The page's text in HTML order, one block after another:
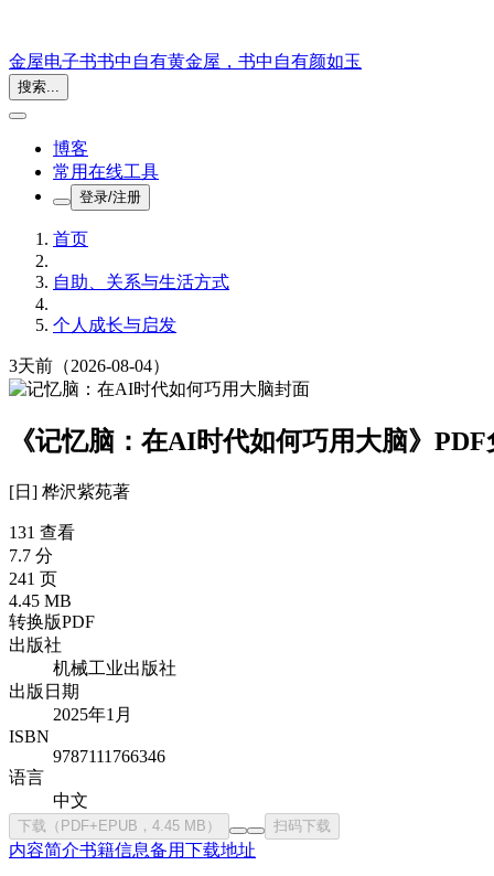
金屋电子书书中自有黄金屋，书中自有颜如玉
搜索...
博客
常用在线工具
登录/注册
首页
自助、关系与生活方式
个人成长与启发
3天前 （2026-08-04）
《记忆脑：在AI时代如何巧用大脑》
[日] 桦沢紫苑著
131 查看
7.7 分
241 页
4.45 MB
转换版PDF
出版社
机械工业出版社
出版日期
2025年1月
ISBN
9787111766346
语言
中文
下载（PDF+EPUB，4.45 MB） 扫码下载
内容简介书籍信息备用下载地址